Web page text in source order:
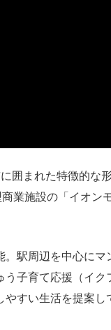
囲まれた特徴的な
業施設の「イオン
駅周辺を中心にマ
子育て応援（イク
すい生活を提案し